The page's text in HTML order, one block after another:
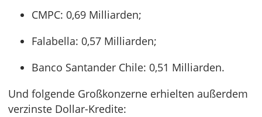
CMPC: 0,69 Milliarden;
Falabella: 0,57 Milliarden;
Banco Santander Chile: 0,51 Milliarden.
Und folgende Großkonzerne erhielten außerdem
verzinste Dollar-Kredite: